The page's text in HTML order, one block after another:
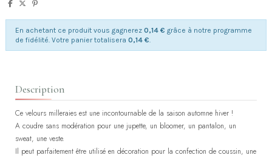
En achetant ce produit vous gagnerez 0,14 € grâce à notre programme
de fidélité. Votre panier totalisera 0,14 €.
Description
Ce velours milleraies est une incontournable de la saison automne hiver !
A coudre sans modération pour une jupette, un bloomer, un pantalon, un
sweat, une veste.
Il peut parfaitement être utilisé en décoration pour la confection de coussin, une